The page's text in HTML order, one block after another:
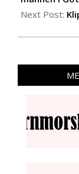
Född 2010
Next Post: